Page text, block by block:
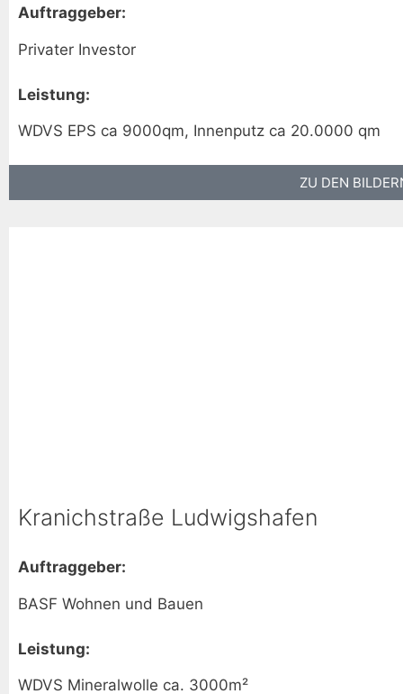
Auftraggeber:
Privater Investor
Leistung:
WDVS EPS ca 9000qm, Innenputz ca 20.0000 qm
ZU DEN
Kranichstraße Ludwigshafen
Auftraggeber:
BASF Wohnen und Bauen
Leistung:
WDVS Mineralwolle ca. 3000m²